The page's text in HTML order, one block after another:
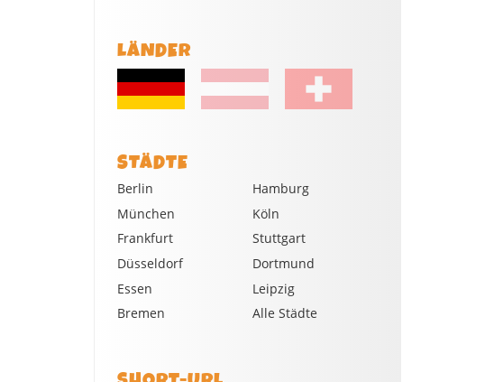
LÄNDER
STÄDTE
Berlin
Hamburg
München
Köln
Frankfurt
Stuttgart
Düsseldorf
Dortmund
Essen
Leipzig
Bremen
Alle Städte